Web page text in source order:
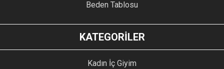
Beden Tablosu
KATEGORİLER
Kadın İç Giyim